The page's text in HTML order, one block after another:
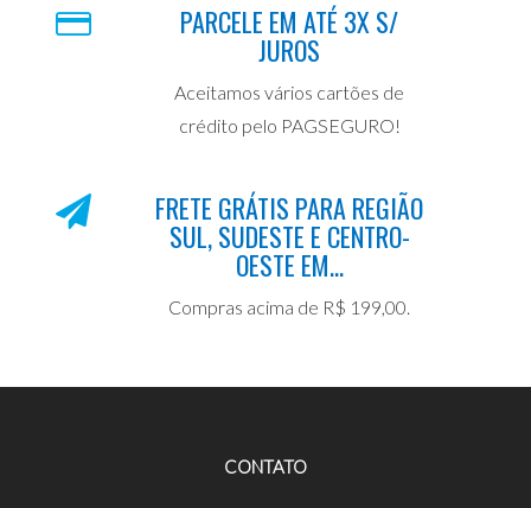
PARCELE EM ATÉ 3X S/
JUROS
Aceitamos vários cartões de
crédito pelo PAGSEGURO!
FRETE GRÁTIS PARA REGIÃO
SUL, SUDESTE E CENTRO-
OESTE EM...
Compras acima de R$ 199,00.
CONTATO